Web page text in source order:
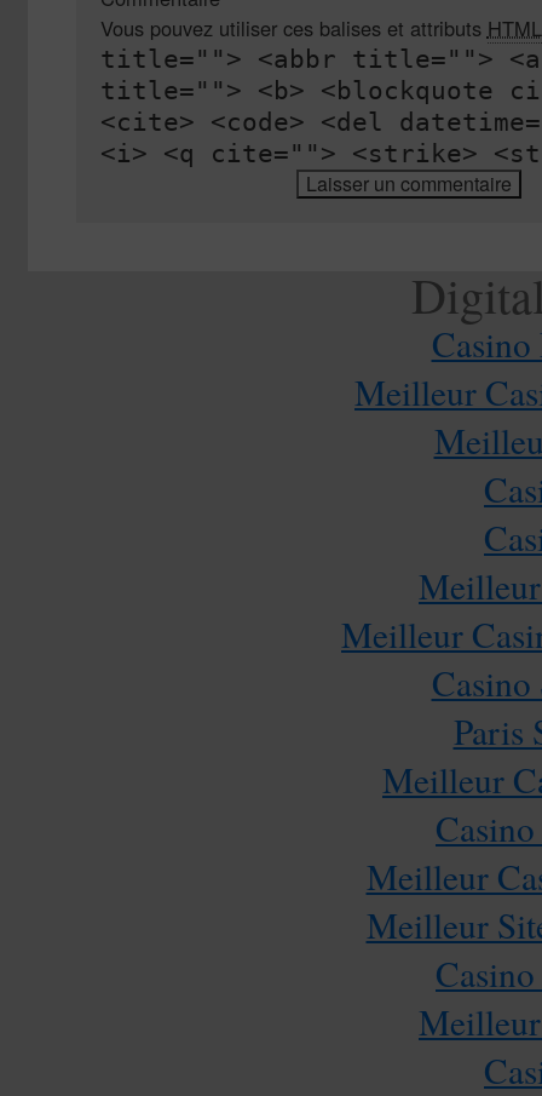
Vous pouvez utiliser ces balises et attributs HTML
title=""> <abbr title="">
title=""> <b> <blockquote
<cite> <code> <del
<i> <q cite=""> <strike>
Meilleur
Meilleur
Casino
Paris
Meilleur
Meilleur
Meilleur